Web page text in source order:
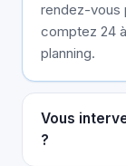
rendez-vous
comptez 24
planning.
Vous
?